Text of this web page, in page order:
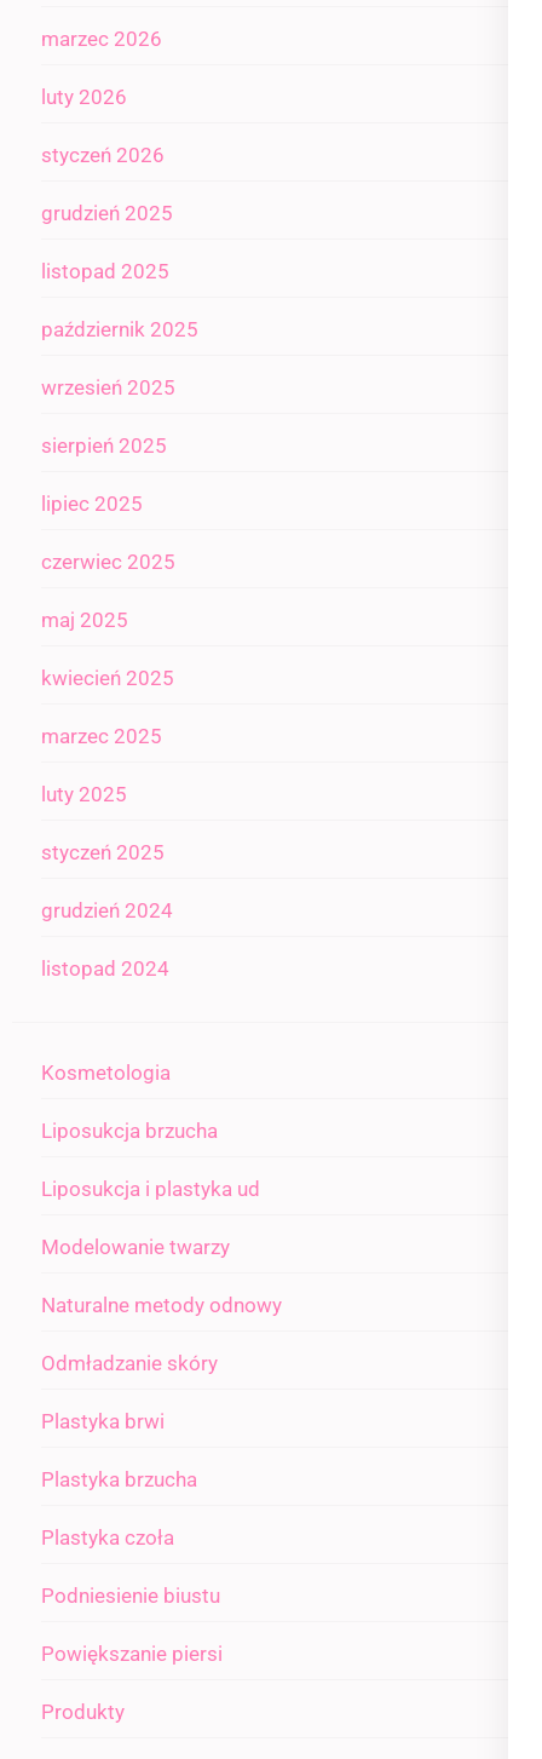
marzec 2026
luty 2026
styczeń 2026
grudzień 2025
listopad 2025
październik 2025
wrzesień 2025
sierpień 2025
lipiec 2025
czerwiec 2025
maj 2025
kwiecień 2025
marzec 2025
luty 2025
styczeń 2025
grudzień 2024
listopad 2024
Kosmetologia
Liposukcja brzucha
Liposukcja i plastyka ud
Modelowanie twarzy
Naturalne metody odnowy
Odmładzanie skóry
Plastyka brwi
Plastyka brzucha
Plastyka czoła
Podniesienie biustu
Powiększanie piersi
Produkty